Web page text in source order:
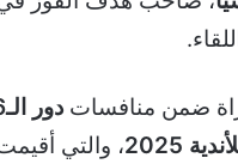
ضمن منافسات
2025
، والتي